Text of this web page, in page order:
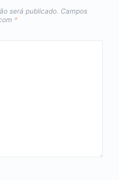
será publicado. Campos
*